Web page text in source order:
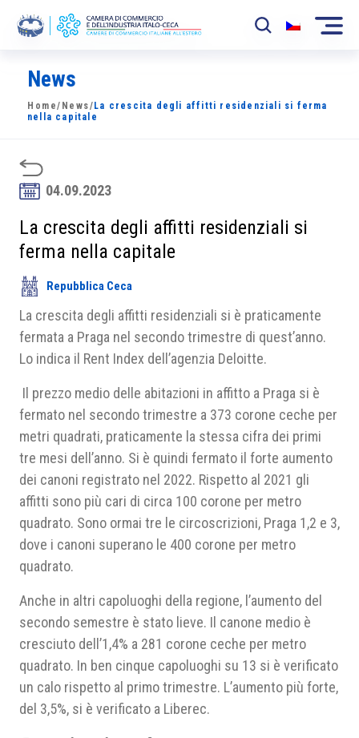
La Camera
News
Sviluppo Mercato
Soci
Partner
Progetti
Area riservata
News
Home/ News/ La crescita degli affitti residenziali si ferma
nella capitale
04.09.2023
La crescita degli affitti residenziali si
ferma nella capitale
Repubblica Ceca
La crescita degli affitti residenziali si è praticamente
fermata a Praga nel secondo trimestre di quest’anno.
Lo indica il Rent Index dell’agenzia Deloitte.
Il prezzo medio delle abitazioni in affitto a Praga si è
fermato nel secondo trimestre a 373 corone ceche per
metri quadrati, praticamente la stessa cifra dei primi
tre mesi dell’anno. Si è quindi fermato il forte aumento
dei canoni registrato nel 2022. Rispetto al 2021 gli
affitti sono più cari di circa 100 corone per metro
quadrato. Sono ormai tre le circoscrizioni, Praga 1,2 e 3,
dove i canoni superano le 400 corone per metro
quadrato.
Anche in altri capoluoghi della regione, l’aumento del
secondo semestre è stato lieve. Il canone medio è
cresciuto dell’1,4% a 281 corone ceche per metro
quadrato. In ben cinque capoluoghi su 13 si è verificato
un calo rispetto al primo trimestre. L’aumento più forte,
del 3,5%, si è verificato a Liberec.